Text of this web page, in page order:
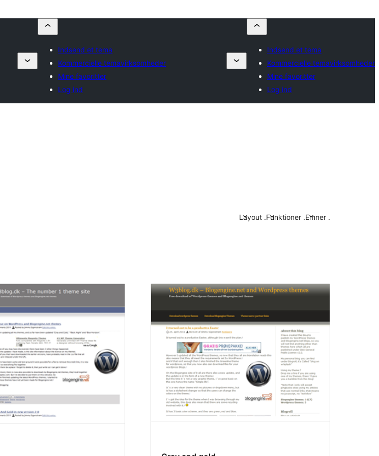
Indsend et tema
Kommercielle temavirksomheder
Mine favoritter
Log ind
Indsend et tema
Kommercielle temavirksomheder
Mine favoritter
Log ind
Layout .Funktioner .Emner .